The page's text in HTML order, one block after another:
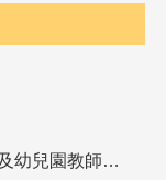
教育部高中等以下學校及幼兒園教師資格檢定考試